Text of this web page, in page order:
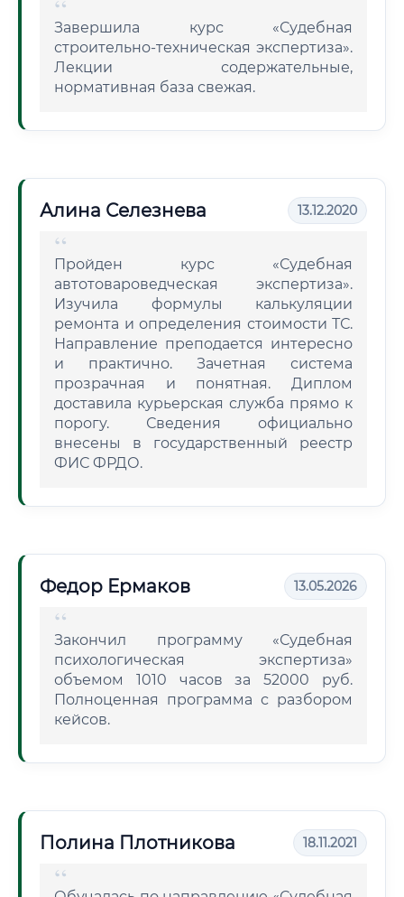
Завершила курс «Судебная
строительно-техническая экспертиза».
Лекции содержательные,
нормативная база свежая.
Алина Селезнева 13.12.2020
Пройден курс «Судебная
автотовароведческая экспертиза».
Изучила формулы калькуляции
ремонта и определения стоимости ТС.
Направление преподается интересно
и практично. Зачетная система
прозрачная и понятная. Диплом
доставила курьерская служба прямо к
порогу. Сведения официально
внесены в государственный реестр
ФИС ФРДО.
Федор Ермаков 13.05.2026
Закончил программу «Судебная
психологическая экспертиза»
объемом 1010 часов за 52000 руб.
Полноценная программа с разбором
кейсов.
Полина Плотникова 18.11.2021